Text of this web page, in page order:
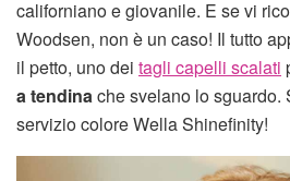
californiano e giovanile. E se vi
Woodsen, non è un caso! Il tutto
il petto, uno dei tagli capelli scalati
a tendina che svelano lo sguardo.
servizio colore Wella Shinefinity!